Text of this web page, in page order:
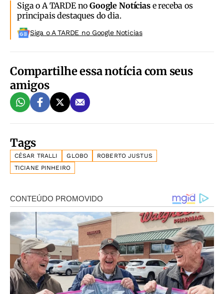
Siga o A TARDE noGoogle Notíciase receba os
principais destaques do dia.
Siga o A TARDE no Google Noticias
Compartilhe essa notícia com seus
amigos
Tags
CÉSAR TRALLI GLOBO
ROBERTO JUSTUS
TICIANE PINHEIRO